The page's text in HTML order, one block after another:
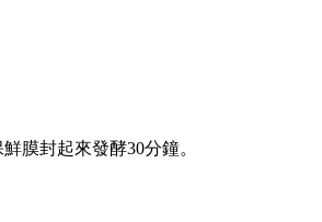
膜封起來發酵30分鐘。